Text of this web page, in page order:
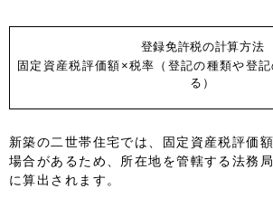
登録免許税の計算方法
固定資産税評価額×税率（登記の種類や登
る）
新築の二世帯住宅では、固定資産税評価
場合があるため、所在地を管轄する法務
に算出されます。